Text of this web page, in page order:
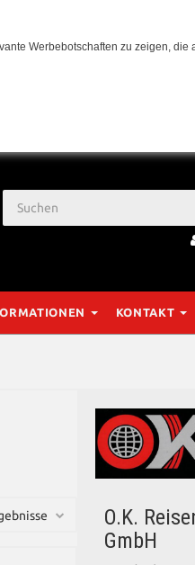
Werbebotschaften zu zeigen, die
KONTAKT
O.K.
GmbH